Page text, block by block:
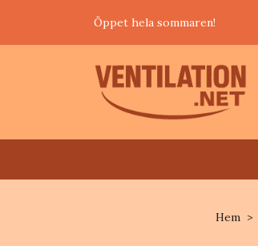
Öppet hela sommaren!
Hem